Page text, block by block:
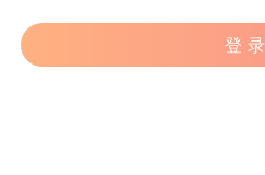
登 录